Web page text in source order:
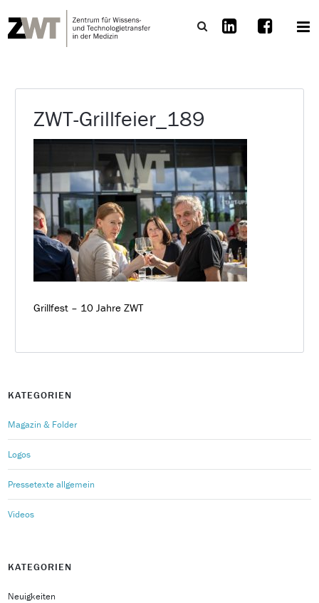
ZWT-Grillfeier_189
Grillfest – 10 Jahre ZWT
KATEGORIEN
Magazin & Folder
Logos
Pressetexte allgemein
Videos
KATEGORIEN
Neuigkeiten